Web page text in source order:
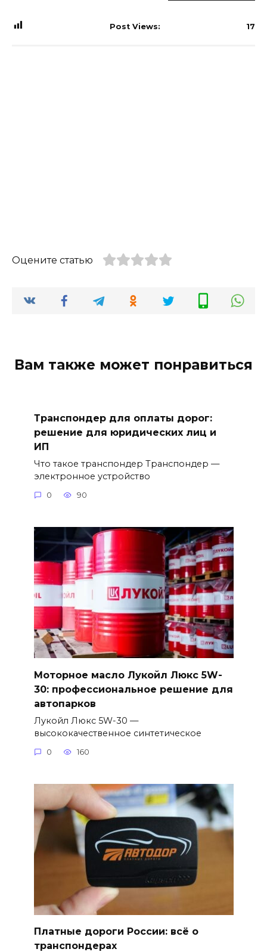
Post Views: 17
Оцените статью
Вам также может понравиться
Транспондер для оплаты дорог:
решение для юридических лиц и
ИП
Что такое транспондер Транспондер —
электронное устройство
0 90
Моторное масло Лукойл Люкс 5W-
30: профессиональное решение для
автопарков
Лукойл Люкс 5W-30 —
высококачественное синтетическое
0 160
Платные дороги России: всё о
транспондерах